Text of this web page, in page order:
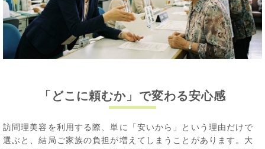
「どこに頼むか」で変わる安心感
訪問理美容を利用する際、単に「安いから」という理由だけで
選ぶと、結局ご家族の負担が増えてしまうことがあります。大